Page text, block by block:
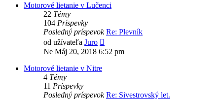
Motorové lietanie v Lučenci
22 Témy
104 Príspevky
Posledný príspevok Re: Plevník
od užívateľa Juro
posledný
príspevok
Ne Máj 20, 2018 6:52 pm
Motorové lietanie v Nitre
4 Témy
11 Príspevky
Posledný príspevok Re: Sivestrovský let.